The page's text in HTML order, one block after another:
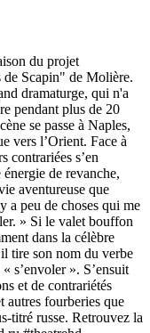
du projet
Scapin" de Molière.
dramaturge, qui n'a
pendant plus de 20
se passe à Naples,
vers l’Orient. Face à
contrariées s’en
de revanche,
aventureuse que
a peu de choses qui me
» Si le valet bouffon
dans la célèbre
tire son nom du verbe
s’envoler ». S’ensuit
et de contrariétés
autres fourberies que
titré russe. Retrouvez la